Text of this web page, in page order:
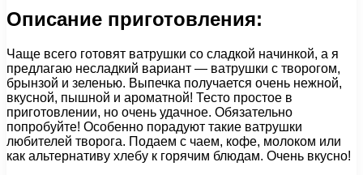
Описание приготовления:
Чаще всего готовят ватрушки со сладкой начинкой, а я
предлагаю несладкий вариант — ватрушки с творогом,
брынзой и зеленью. Выпечка получается очень нежной,
вкусной, пышной и ароматной! Тесто простое в
приготовлении, но очень удачное. Обязательно
попробуйте! Особенно порадуют такие ватрушки
любителей творога. Подаем с чаем, кофе, молоком или
как альтернативу хлебу к горячим блюдам. Очень вкусно!